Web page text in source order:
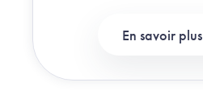
En savoir plus